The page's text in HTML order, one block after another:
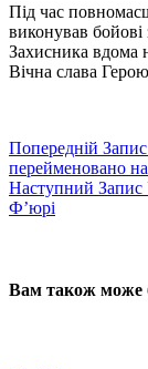
Під час
виконував бойові
Захисника вдома
Вічна слава
Попередній Запис
перейменовано
Наступний Запис
Ф’юрі
Вам також може